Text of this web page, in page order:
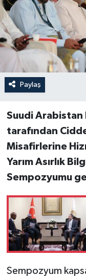
Paylaş
Suudi Arabistan
tarafından
Misafirlerine
Yarım Asırlık
Sempozyumu
Sempozyum